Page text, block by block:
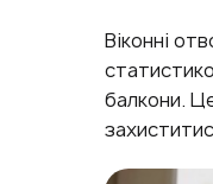
Віконні
балкони.